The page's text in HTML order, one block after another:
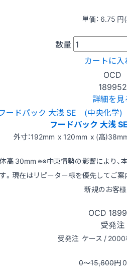
単価： 6.75 円
数量
カートに入
OCD
189952
詳細を見
フードパック 大浅
外寸：192mm x 120mm x (高
高 30mm ※※中東情勢の影響により、
。現在はリピーター様を優先してご案
新規のお客
OCD
受発注
受発注 ケース /
0〜15,600円0